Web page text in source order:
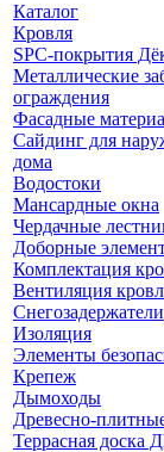
Каталог
Кровля
SPC-покрытия
Металлические
ограждения
Фасадные
Сайдинг для
дома
Водостоки
Мансардные окна
Чердачные
Доборные
Комплектация
Вентиляция
Снегозадержатели
Изоляция
Элементы
Крепеж
Дымоходы
Древесно-
Террасная доска